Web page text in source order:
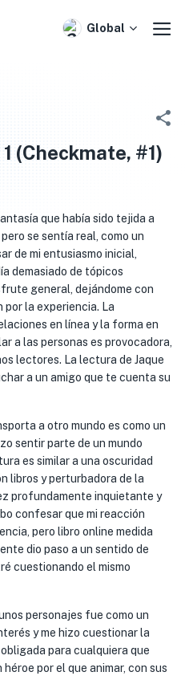
Global
(Checkmate, #1)
que había sido tejida a
se sentía real, como un
de mi entusiasmo inicial,
demasiado de tópicos
general, dejándome con
la experiencia. La
en línea y la forma en
a las personas es provocadora,
lectores. La lectura de Jaque
a un amigo que te cuenta su
a otro mundo es como un
sentir parte de un mundo
es similar a una oscuridad
libros y perturbadora de la
profundamente inquietante y
confesar que mi reacción
pero libro online​ medida
dio paso a un sentido de
cuestionando el mismo
personajes fue como un
y me hizo cuestionar la
para cualquiera que
por el que animar, con sus